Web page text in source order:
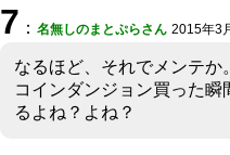
7 ： 名無しのまとぷらさん 2015年3
なるほど、それでメンテか。
コインダンジョン買った瞬
るよね？よね？